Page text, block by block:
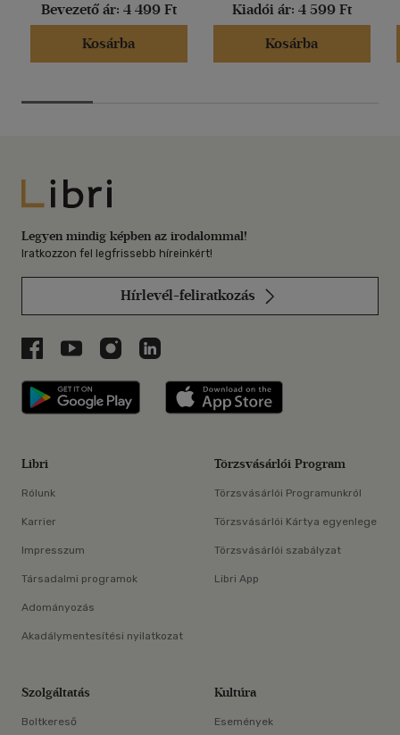
Bevezető ár: 4 499 Ft
Kosárba
Kiadói ár: 4 599 Ft
Kosárba
Libri
Legyen mindig képben az irodalommal!
Iratkozzon fel legfrissebb híreinkért!
Hírlevél-feliratkozás
Libri a Facebookon
Libri a Youtube-on
Libri az Instagramon
Libri a LinkedInen
Libri applikáció Szerezd meg: Google
Libri
Rólunk
Karrier
Impresszum
Társadalmi programok
Adományozás
Akadálymentesítési nyilatkozat
Törzsvásárlói Program
Törzsvásárlói Programunkról
Törzsvásárlói Kártya egyenlege
Törzsvásárlói szabályzat
Libri App
Szolgáltatás
Boltkereső
Kultúra
Események